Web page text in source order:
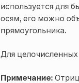
используется для
осям, его можно
прямоугольника.
Для
Примечание: